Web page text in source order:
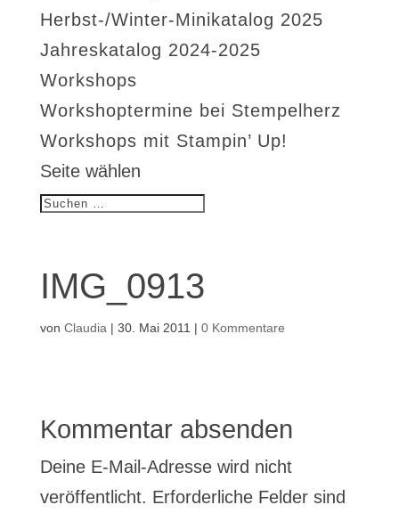
Herbst-/Winter-Minikatalog 2025
Jahreskatalog 2024-2025
Workshops
Workshoptermine bei Stempelherz
Workshops mit Stampin’ Up!
Seite wählen
IMG_0913
von Claudia | 30. Mai 2011 | 0 Kommentare
Kommentar absenden
Deine E-Mail-Adresse wird nicht
veröffentlicht. Erforderliche Felder sind